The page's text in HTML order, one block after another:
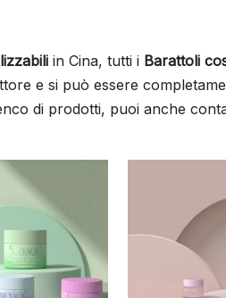
in Cina, tutti i Barattoli
e si può essere
di prodotti, puoi anche